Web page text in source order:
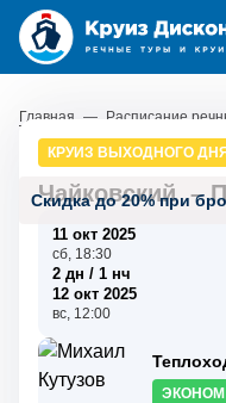
Главная — Расписание
Скидка до 20% при
КРУИЗ ВЫХОДНОГО
Чайковский –
11 окт 2025
сб, 18:30
2 дн / 1 нч
12 окт 2025
вс, 12:00
ЭКОНОМ